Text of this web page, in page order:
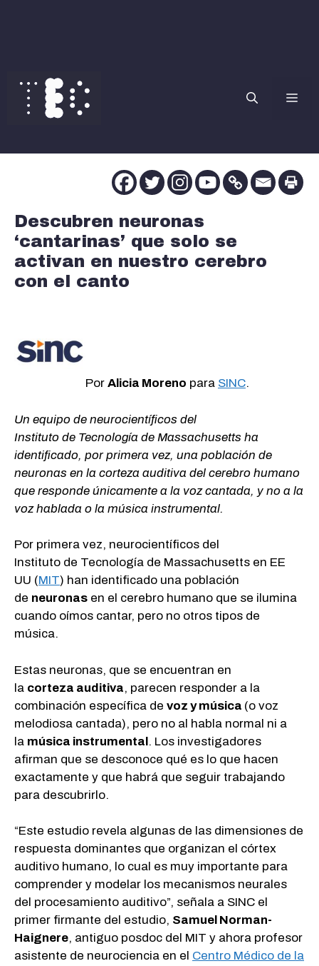
contenido
Descubren neuronas
‘cantarinas’ que solo se
activan en nuestro cerebro
con el canto
Por Alicia Moreno para SINC.
Un equipo de neurocientíficos del
Instituto de Tecnología de Massachusetts ha
identificado, por primera vez, una población de
neuronas en la corteza auditiva del cerebro humano
que responde únicamente a la voz cantada, y no a la
voz hablada o la música instrumental.
Por primera vez, neurocientíficos del
Instituto de Tecnología de Massachusetts en EE
UU (MIT) han identificado una población
de neuronas en el cerebro humano que se ilumina
cuando oímos cantar, pero no otros tipos de
música.
Estas neuronas, que se encuentran en
la corteza auditiva, parecen responder a la
combinación específica de voz y música (o voz
melodiosa cantada), pero no al habla normal ni a
la música instrumental. Los investigadores
afirman que se desconoce qué es lo que hacen
exactamente y que habrá que seguir trabajando
para descubrirlo.
“Este estudio revela algunas de las dimensiones de
respuesta dominantes que organizan el córtex
auditivo humano, lo cual es muy importante para
comprender y modelar los mecanismos neurales
del procesamiento auditivo”, señala a SINC el
primer firmante del estudio, Samuel Norman-
Haignere, antiguo posdoc del MIT y ahora profesor
asistente de neurociencia en el Centro Médico de la